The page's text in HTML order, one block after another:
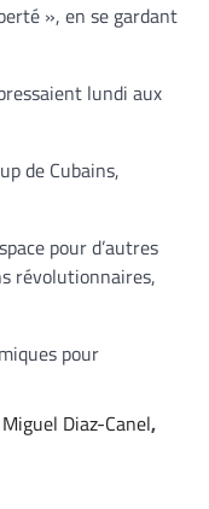
», en se gardant
lundi aux
de Cubains,
pour d’autres
révolutionnaires,
pour
Miguel Diaz-Canel,